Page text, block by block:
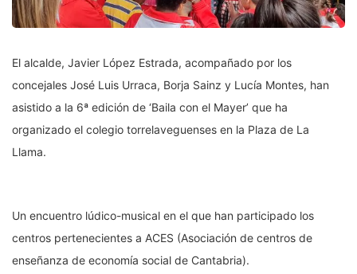
El alcalde, Javier López Estrada, acompañado por los
concejales José Luis Urraca, Borja Sainz y Lucía Montes, han
asistido a la 6ª edición de ‘Baila con el Mayer’ que ha
organizado el colegio torrelaveguenses en la Plaza de La
Llama.
Un encuentro lúdico-musical en el que han participado los
centros pertenecientes a ACES (Asociación de centros de
enseñanza de economía social de Cantabria).